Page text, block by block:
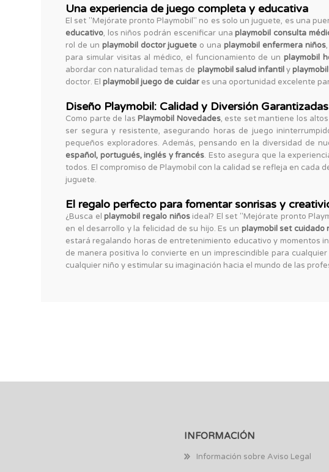
Una experiencia de juego completa y educativa
El set "Mejórate pronto Playmobil" no es solo un juguete, es una
educativo, los niños podrán escenificar unaplaymobil consulta
rol de un playmobil doctor juguete o una playmobil enfermera niños
para simular visitas al médico, el funcionamiento de un playmobil
abordar con naturalidad temas de playmobil salud infantily
doctor. El playmobil juego de cuidar es una oportunidad excelente
Diseño Playmobil: Calidad y Diversión Garantizadas
Como parte de las Playmobil Novedades, este set mantiene los
ser segura y resistente, asegurando horas de juego
pequeños exploradores. Además, pensando en la diversidad de
español, portugués, inglés y francés. Esto asegura que la
todos. El compromiso de Playmobil con la calidad se refleja en cada
juguete.
El regalo perfecto para fomentar sonrisas y
¿Busca elplaymobil regalo niñosideal? El set "Mejórate pronto
en el desarrollo y la felicidad de su hijo. Es un playmobil set cuidado
estará regalando horas de entretenimiento educativo y momentos
de manera positiva lo convierte en un imprescindible para
cualquier niño y estimular su imaginación hacia el mundo de las
INFORMACIÓN
Información sobre Aviso Legal